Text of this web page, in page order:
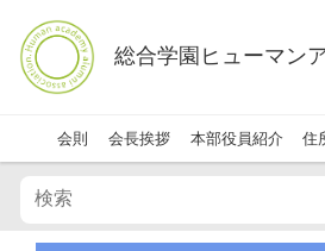
総合学園ヒューマン
会則 会長挨拶 本部役員紹介 住